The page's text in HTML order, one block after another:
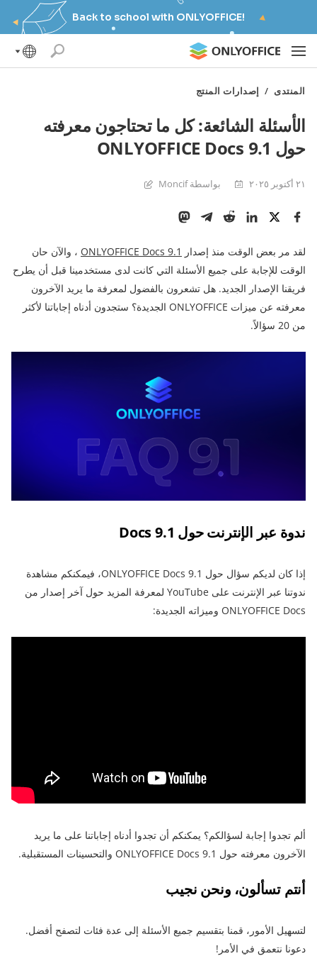
Back to school with ONLYOFFICE!
المنتدى / إصدارات المنتج
الأسئلة الشائعة: كل ما تحتاجون معرفته
حول ONLYOFFICE Docs 9.1
٢١ أكتوبر ٢٠٢٥ بواسطة Moncif
لقد مر بعض الوقت منذ إصدار ONLYOFFICE Docs 9.1 ، والآن حان
الوقت للإجابة على جميع الأسئلة التي كانت لدى مستخدمينا قبل أن يطرح
فريقنا الإصدار الجديد. هل تشعرون بالفضول لمعرفة ما يريد الآخرون
معرفته عن ميزات ONLYOFFICE الجديدة؟ ستجدون أدناه إجاباتنا لأكثر
من 20 سؤالاً.
ندوة عبر الإنترنت حول Docs 9.1
إذا كان لديكم سؤال حول ONLYOFFICE Docs 9.1، فيمكنكم مشاهدة
ندوتنا عبر الإنترنت على YouTube لمعرفة المزيد حول آخر إصدار من
ONLYOFFICE Docs وميزاته الجديدة:
ألم تجدوا إجابة لسؤالكم؟ يمكنكم أن تجدوا أدناه إجاباتنا على ما يريد
الآخرون معرفته حول ONLYOFFICE Docs 9.1 والتحسينات المستقبلية.
أنتم تسألون، ونحن نجيب
لتسهيل الأمور، قمنا بتقسيم جميع الأسئلة إلى عدة فئات لتصفح أفضل.
دعونا نتعمق في الأمر!